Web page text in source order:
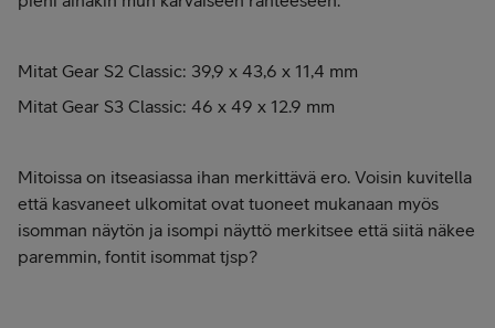
Mitat Gear S2 Classic: 39,9 x 43,6 x 11,4 mm
Mitat Gear S3 Classic: 46 x 49 x 12.9 mm
Mitoissa on itseasiassa ihan merkittävä ero. Voisin kuvitella
että kasvaneet ulkomitat ovat tuoneet mukanaan myös
isomman näytön ja isompi näyttö merkitsee että siitä näkee
paremmin, fontit isommat tjsp?